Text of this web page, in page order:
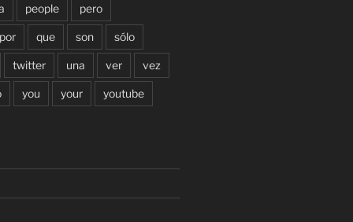
people pero
que son sólo
twitter una ver vez
you your youtube